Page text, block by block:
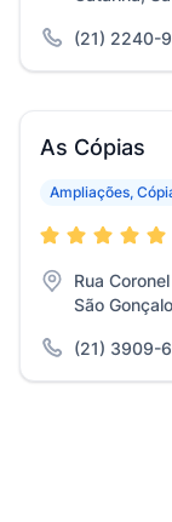
(21) 2240-
As Cópias
Ampliações,
Rua
São
(21) 3909-